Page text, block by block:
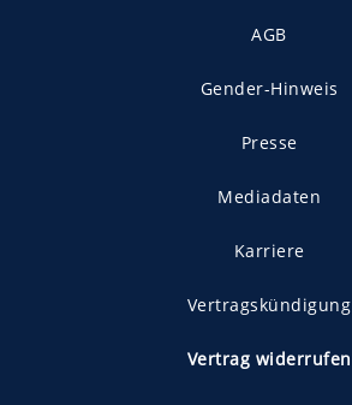
AGB
Gender-Hinweis
Presse
Mediadaten
Karriere
Vertragskündigung
Vertrag widerrufen